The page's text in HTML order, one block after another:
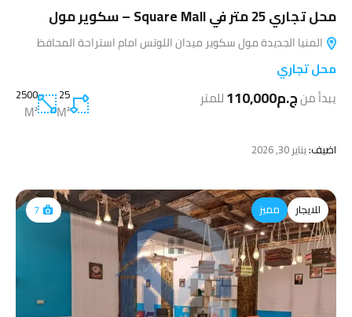
محل تجاري 25 متر في Square Mall – سكوير مول
المنيا الجديدة مول سكوير ميدان اللوتس امام استراحة المحافظ
محل تجاري
يبدأ منج.م110,000 للمتر 25
M²
2500
M²
اضيف:يناير 30, 2026
للايجار مميز 7